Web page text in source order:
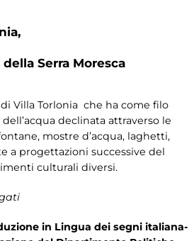
Serra Moresca
Villa Torlonia che ha come filo
declinata attraverso le
mostre d’acqua, laghetti,
a progettazioni successive del
culturali diversi.
in Lingua dei segni italiana-